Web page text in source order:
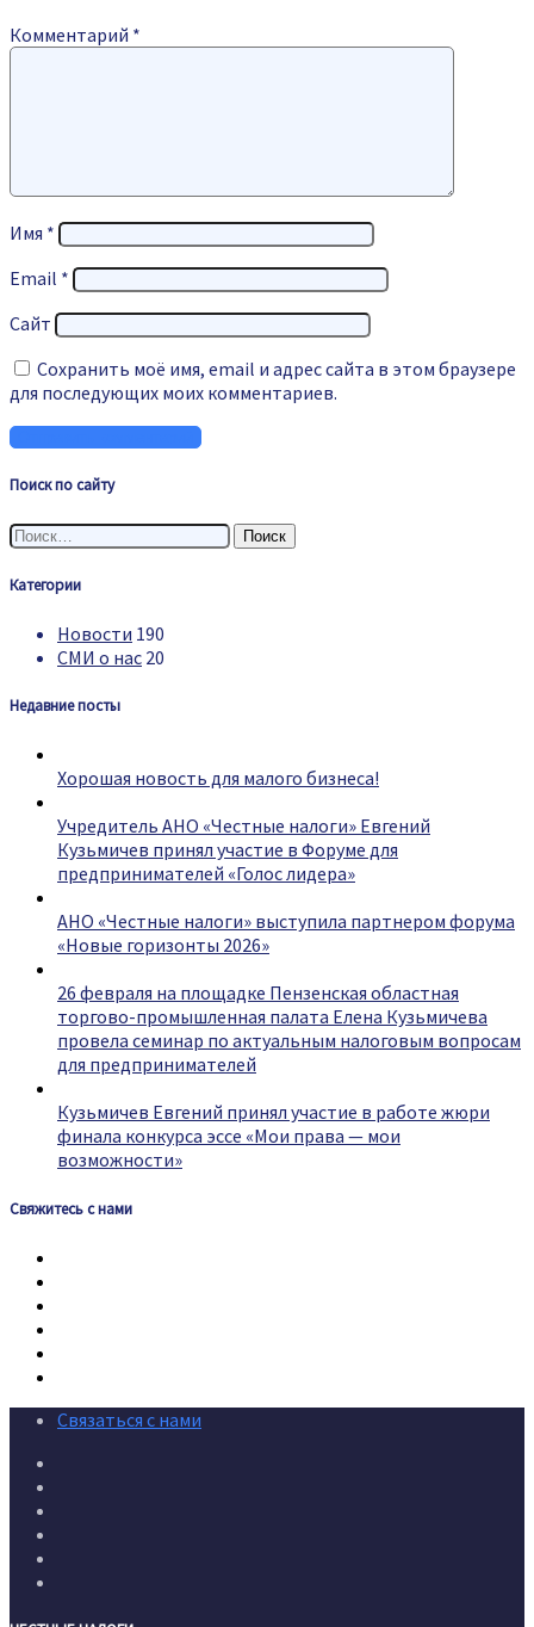
Комментарий *
Имя *
Email *
Сайт
Сохранить моё имя, email и адрес сайта в этом браузере
для последующих моих комментариев.
Поиск по сайту
Найти:
Категории
Новости 190
СМИ о нас 20
Недавние посты
Хорошая новость для малого бизнеса!
Учредитель АНО «Честные налоги» Евгений
Кузьмичев принял участие в Форуме для
предпринимателей «Голос лидера»
АНО «Честные налоги» выступила партнером форума
«Новые горизонты 2026»
26 февраля на площадке Пензенская областная
торгово-промышленная палата Елена Кузьмичева
провела семинар по актуальным налоговым вопросам
для предпринимателей
Кузьмичев Евгений принял участие в работе жюри
финала конкурса эссе «Мои права — мои
возможности»
Свяжитесь с нами
Связаться с нами